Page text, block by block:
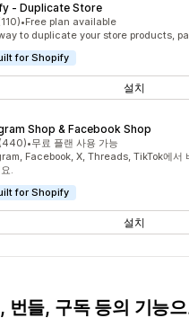
‑ Duplicate Store
개 중
110개
•Free plan available
to duplicate your store products,
for Shopify
설치
Shop & Facebook Shop
개 중
(440)
440개
•무료 플랜 사용 가능
Facebook, X, Threads, TikTok에서
.
for Shopify
설치
번들, 구독 등의 기능